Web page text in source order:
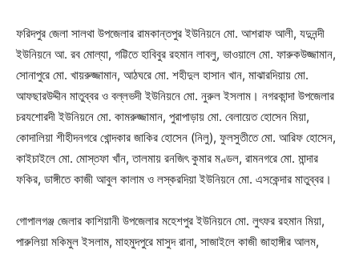
ফরিদপুর জেলা সালথা উপজেলার রামকান্তপুর ইউনিয়নে মো. আশরাফ আলী, যদুনন্দী
ইউনিয়নে আ. রব মোল্যা, গট্টিতে হাবিবুর রহমান লাবলু, ভাওয়ালে মো. ফারুকউজ্জামান,
সোনাপুরে মো. খায়রুজ্জামান, আঠঘরে মো. শহীদুল হাসান খান, মাঝারদিয়ায় মো.
আফছারউদ্দীন মাতুব্বর ও বল্লভদী ইউনিয়নে মো. নুরুল ইসলাম। নগরকান্দা উপজেলার
চরযশোরদী ইউনিয়নে মো. কামরুজ্জামান, পুরাপাড়ায় মো. বেলায়েত হোসেন মিয়া,
কোদালিয়া শীহীদনগরে খোন্দকার জাকির হোসেন (নিলু), ফুলসুতীতে মো. আরিফ হোসেন,
কাইচাইলে মো. মোস্তফা খাঁন, তালমায় রনজিৎ কুমার মণ্ডল, রামনগরে মো. মান্দার
ফকির, ডাঙ্গীতে কাজী আবুল কালাম ও লস্করদিয়া ইউনিয়নে মো. এসকেন্দার মাতুব্বর।
গোপালগঞ্জ জেলার কাশিয়ানী উপজেলার মহেশপুর ইউনিয়নে মো. লুৎফর রহমান মিয়া,
পারুলিয়া মকিমুল ইসলাম, মাহমুদপুরে মাসুদ রানা, সাজাইলে কাজী জাহাঙ্গীর আলম,